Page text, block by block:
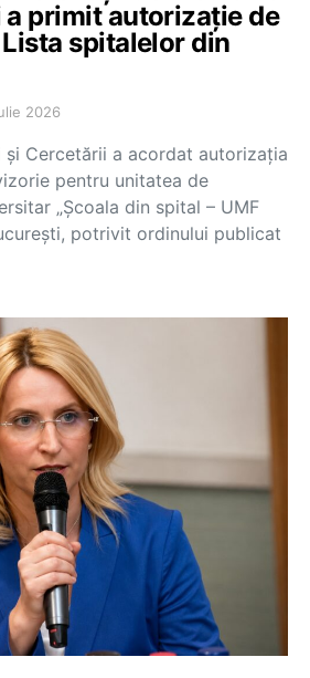
a primit autorizație de
spitalelor din
2026
și Cercetării a acordat autorizația
pentru unitatea de
„Școala din spital – UMF
potrivit ordinului publicat